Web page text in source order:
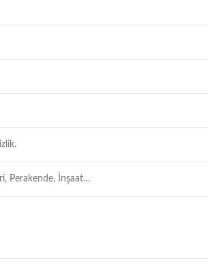
Perakende, İnşaat…